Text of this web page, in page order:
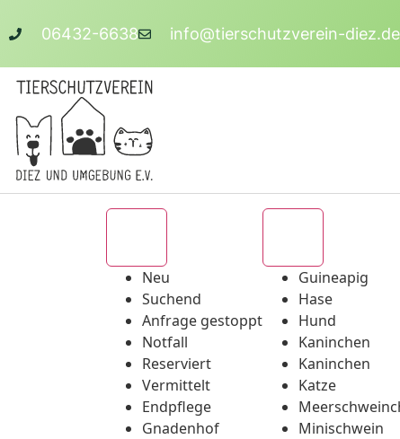
06432-6638 info@tierschutzverein-diez.de
Neu
Suchend
Anfrage gestoppt
Notfall
Reserviert
Vermittelt
Endpflege
Gnadenhof
Guineapig
Hase
Hund
Kaninchen
Kaninchen
Katze
Minischwein